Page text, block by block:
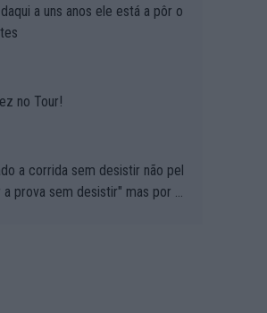
a uns anos ele está a pôr o
no Tour!
a corrida sem desistir não pel
prova sem desistir" mas por ou